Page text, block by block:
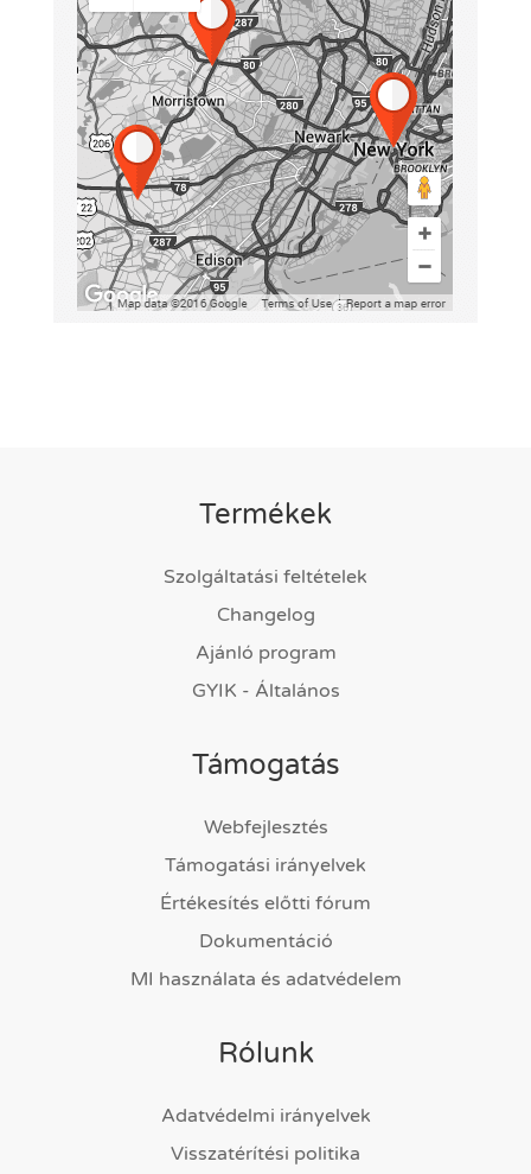
Termékek
Szolgáltatási feltételek
Changelog
Ajánló program
GYIK - Általános
Támogatás
Webfejlesztés
Támogatási irányelvek
Értékesítés előtti fórum
Dokumentáció
MI használata és adatvédelem
Rólunk
Adatvédelmi irányelvek
Visszatérítési politika